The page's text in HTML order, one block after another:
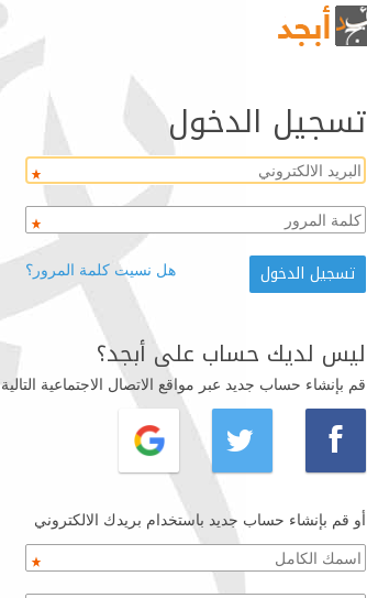
تسجيل الدخول
هل نسيت كلمة المرور؟
ليس لديك حساب على أبجد؟
قم بإنشاء حساب جديد عبر مواقع الاتصال الاجتماعية التالية
أو قم بإنشاء حساب جديد باستخدام بريدك الالكتروني